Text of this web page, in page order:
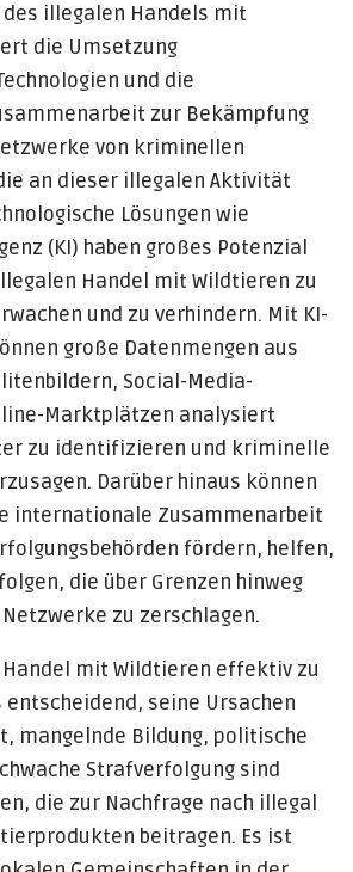
des illegalen Handels mit
die Umsetzung
und die
zur Bekämpfung
von kriminellen
an dieser illegalen Aktivität
Lösungen wie
(KI) haben großes Potenzial
Handel mit Wildtieren zu
und zu verhindern. Mit KI-
große Datenmengen aus
Social-Media-
Marktplätzen analysiert
zu identifizieren und kriminelle
Darüber hinaus können
internationale Zusammenarbeit
fördern, helfen,
die über Grenzen hinweg
zu zerschlagen.
mit Wildtieren effektiv zu
seine Ursachen
mangelnde Bildung, politische
Strafverfolgung sind
die zur Nachfrage nach illegal
beitragen. Es ist